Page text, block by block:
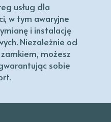
usług dla
w tym awaryjne
i instalację
Niezależnie od
możesz
sobie